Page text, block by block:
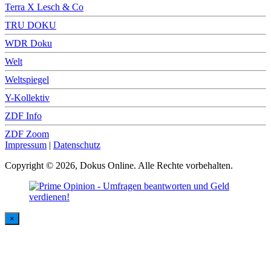
Terra X Lesch & Co
TRU DOKU
WDR Doku
Welt
Weltspiegel
Y-Kollektiv
ZDF Info
ZDF Zoom
Impressum | Datenschutz
Copyright © 2026, Dokus Online. Alle Rechte vorbehalten.
×